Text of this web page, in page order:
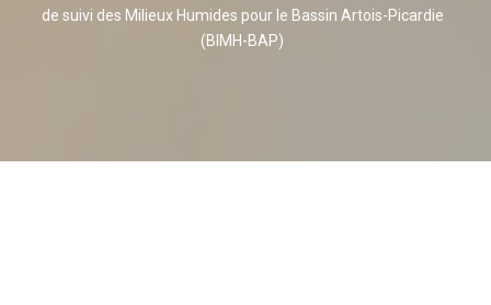
de suivi des Milieux Humides pour le Bassin Artois-Picardie
(BIMH-BAP)